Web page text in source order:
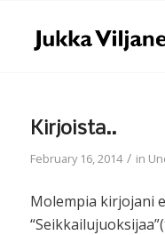
Kirjoista..
February 16, 2014 / in
Molempia kirjojani